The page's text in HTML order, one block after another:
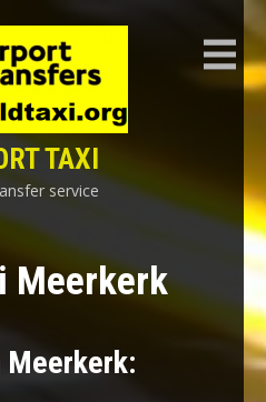
TAXI
service
Meerkerk
Meerkerk: